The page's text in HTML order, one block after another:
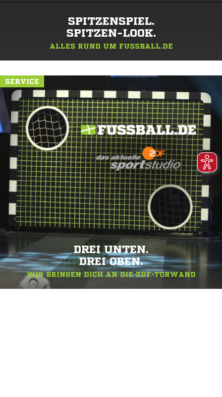
SPITZENSPIEL.
SPITZEN-LOOK.
ALLES RUND UM FUSSBALL.DE
SERVICE
DREI UNTEN.
DREI OBEN.
WIR BRINGEN DICH AN DIE ZDF-TORWAND